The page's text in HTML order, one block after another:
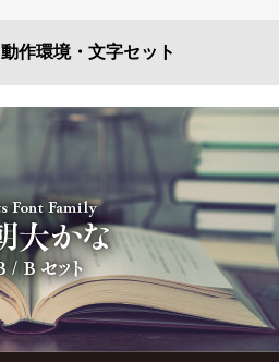
動作環境・ 文字セット